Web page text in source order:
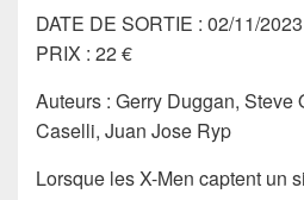
DATE DE SORTIE : 02/11/2023
PRIX : 22 €
Auteurs : Gerry Duggan, Steve
Caselli, Juan Jose Ryp
Lorsque les X-Men captent un